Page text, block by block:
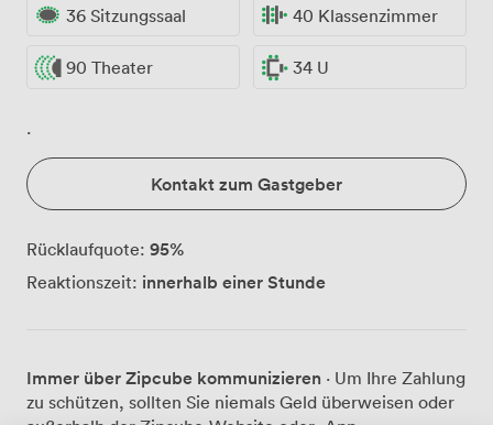
36 Sitzungssaal 40 Klassenzimmer
90 Theater 34 U
.
Kontakt zum Gastgeber
Rücklaufquote: 95%
Reaktionszeit: innerhalb einer Stunde
Immer über Zipcube kommunizieren · Um Ihre Zahlung
zu schützen, sollten Sie niemals Geld überweisen oder